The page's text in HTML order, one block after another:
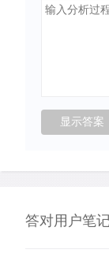
答对用户笔记